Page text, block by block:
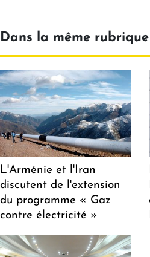
Dans la même rubrique
L'Arménie et l'Iran
discutent de l'extension
du programme « Gaz
contre électricité »